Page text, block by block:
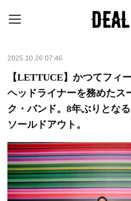
2025.10.26 07:46
【LETTUCE】かつてフィ
ヘッドライナーを務めたス
ク・バンド。8年ぶりとな
ソールドアウト。